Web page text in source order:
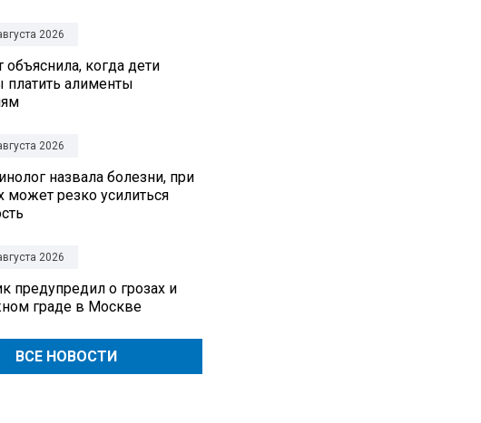
2026
объяснила, когда дети
платить алименты
2026
назвала болезни, при
может резко усилиться
2026
предупредил о грозах и
граде в Москве
ВСЕ НОВОСТИ